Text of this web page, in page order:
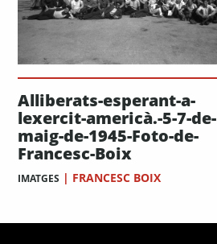
Alliberats-esperant-a-
lexercit-americà.-5-7-de-
maig-de-1945-Foto-de-
Francesc-Boix
IMATGES | FRANCESC BOIX